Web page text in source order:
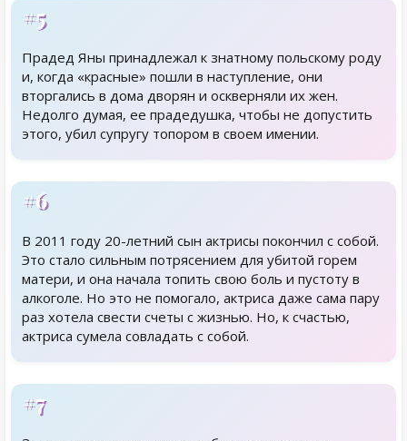
#5
Прадед Яны принадлежал к знатному польскому роду
и, когда «красные» пошли в наступление, они
вторгались в дома дворян и оскверняли их жен.
Недолго думая, ее прадедушка, чтобы не допустить
этого, убил супругу топором в своем имении.
#6
В 2011 году 20-летний сын актрисы покончил с собой.
Это стало сильным потрясением для убитой горем
матери, и она начала топить свою боль и пустоту в
алкоголе. Но это не помогало, актриса даже сама пару
раз хотела свести счеты с жизнью. Но, к счастью,
актриса сумела совладать с собой.
#7